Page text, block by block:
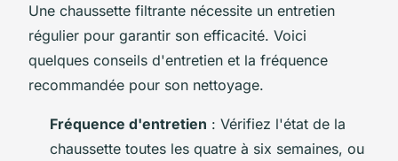
Une chaussette filtrante nécessite un entretien
régulier pour garantir son efficacité. Voici
quelques conseils d'entretien et la fréquence
recommandée pour son nettoyage.
Fréquence d'entretien : Vérifiez l'état de la
chaussette toutes les quatre à six semaines, ou